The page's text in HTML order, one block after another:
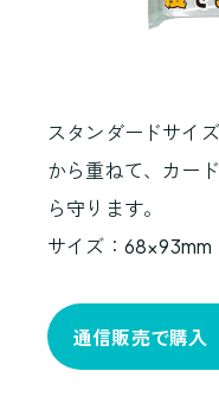
スタンダードサイ
から重ねて、カー
ら守ります。
サイズ：68×93mm
通信販売で購入